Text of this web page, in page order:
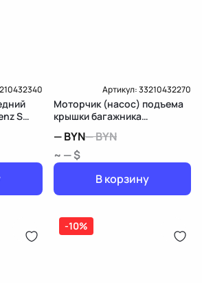
S
Артикул:33210432270
Моторчик (насос) подъема
крышки багажника
—BYN—BYN
~ — $
В корзину
-10%